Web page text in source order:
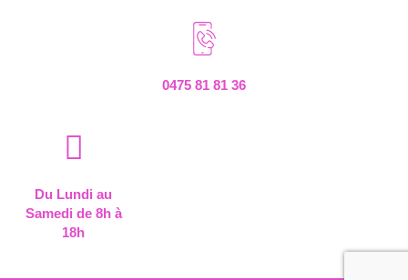
0475 81 81 36
Du Lundi au
Samedi de 8h à
18h